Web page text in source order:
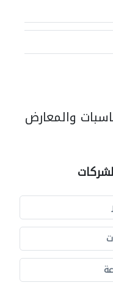
والمعارض